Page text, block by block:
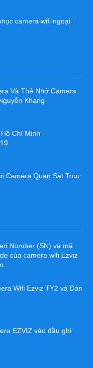
camera wifi ngoại
Và Thẻ Nhớ Camera
Khang
Chí Minh
Camera Quan Sát Trọn
Number (SN) và mã
của camera wifi Ezviz
Wifi Ezviz TY2 và Đàn
EZVIZ vào đầu ghi